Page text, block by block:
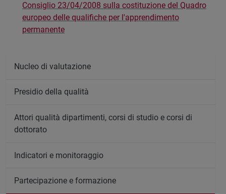
Consiglio 23/04/2008 sulla costituzione del Quadro
europeo delle qualifiche per l'apprendimento
permanente
Nucleo di valutazione
Presidio della qualità
Attori qualità dipartimenti, corsi di studio e corsi di
dottorato
Indicatori e monitoraggio
Partecipazione e formazione